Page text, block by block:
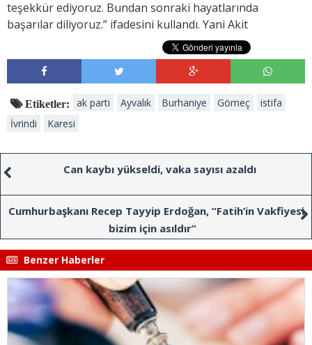
teşekkür ediyoruz. Bundan sonraki hayatlarında
başarılar diliyoruz.” ifadesini kullandı. Yani Akit
Etiketler: ak parti Ayvalık Burhaniye Gömeç
istifa
İvrindi
Karesi
Can kaybı yükseldi, vaka sayısı azaldı
Cumhurbaşkanı Recep Tayyip Erdoğan, “Fatih’in Vakfiyesi
bizim için asıldır”
Benzer Haberler